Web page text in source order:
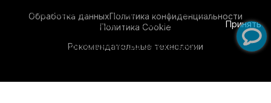
Обработка данныхПолитика конфиденциальности
Политика Cookie
Рекомендательные технологии
опыта на нашем сайте. Продолжая использовать
данный сайт, вы соглашаетесь с использованием
технологий. Для получения дополнительной
Принять